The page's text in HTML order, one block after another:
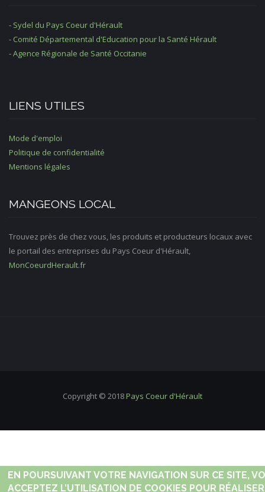
- Sydel du Pays Coeur d'Hérault
- Comité Départemental d'Education pour la Santé Hérault
- Agence Régionale de Santé Occitanie
LIENS UTILES
Mode d'emploi
Politique de confidentialité
Mentions légales
MANGEONS LOCAL
Trouvez près de chez vous, les produits et producteurs locaux avec
le portail des entreprises du Pays Coeur d'Hérault,
MonCoeurdHerault.fr
Copyright © 2018Pays Coeur d'Hérault
EN POURSUIVANT VOTRE NAVIGATION SUR CE SITE,
ACCEPTEZ L’UTILISATION DE COOKIES POUR